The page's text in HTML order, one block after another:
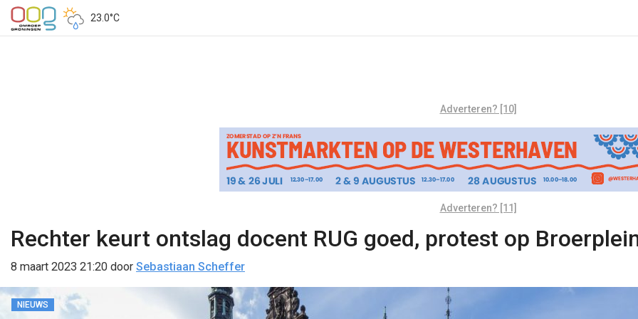
23.0°C
Adverteren? [10]
Adverteren? [11]
Rechter keurt ontslag docent RUG goed, protest op
8 maart 2023 21:20 door Sebastiaan Scheffer
NIEUWS